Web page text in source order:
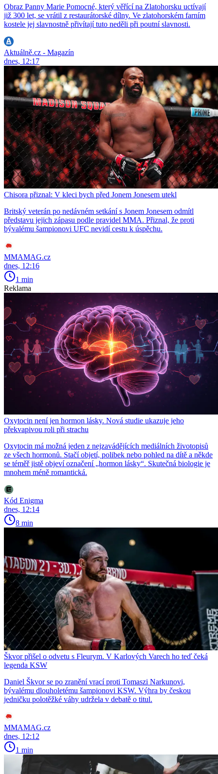
Obraz Panny Marie Pomocné, který věřící na Zlatohorsku uctívají
již 300 let, se vrátil z restaurátorské dílny. Ve zlatohorském farním
kostele jej slavnostně přivítají tuto neděli při poutní slavnosti.
Aktuálně.cz - Magazín
dnes, 12:17
Chisora přiznal: V kleci bych před Jonem Jonesem utekl
Britský veterán po nedávném setkání s Jonem Jonesem odmítl
představu jejich zápasu podle pravidel MMA. Přiznal, že proti
bývalému šampionovi UFC nevidí cestu k úspěchu.
MMAMAG.cz
dnes, 12:16
1 min
Reklama
Oxytocin není jen hormon lásky. Nová studie ukazuje jeho
překvapivou roli při strachu
Oxytocin má možná jeden z nejzavádějících mediálních životopisů
ze všech hormonů. Stačí objetí, polibek nebo pohled na dítě a někde
se téměř jistě objeví označení „hormon lásky“. Skutečná biologie je
mnohem méně romantická.
Kód Enigma
dnes, 12:14
8 min
Škvor přišel o odvetu s Fleurym. V Karlových Varech ho teď čeká
legenda KSW
Daniel Škvor se po zranění vrací proti Tomaszi Narkunovi,
bývalému dlouholetému šampionovi KSW. Výhra by českou
jedničku polotěžké váhy udržela v debatě o titul.
MMAMAG.cz
dnes, 12:12
1 min